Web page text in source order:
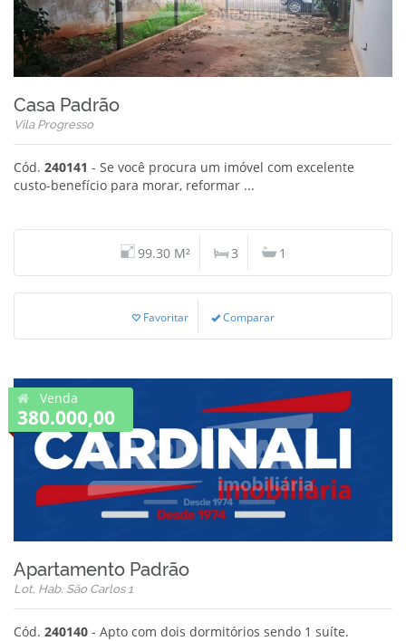
Casa Padrão
Vila Progresso
Cód. 240141 - Se você procura um imóvel com excelente
custo-benefício para morar, reformar ...
99.30 M² 3 1
Favoritar Comparar
Venda
380.000,00
Apartamento Padrão
Lot. Hab. São Carlos 1
Cód. 240140 - Apto com dois dormitórios sendo 1 suíte.